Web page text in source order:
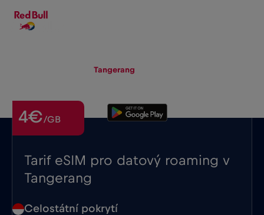
Tangerang
Tarif eSIM pro datový roaming v
Tangerang
4€/GB
Celostátní pokrytí